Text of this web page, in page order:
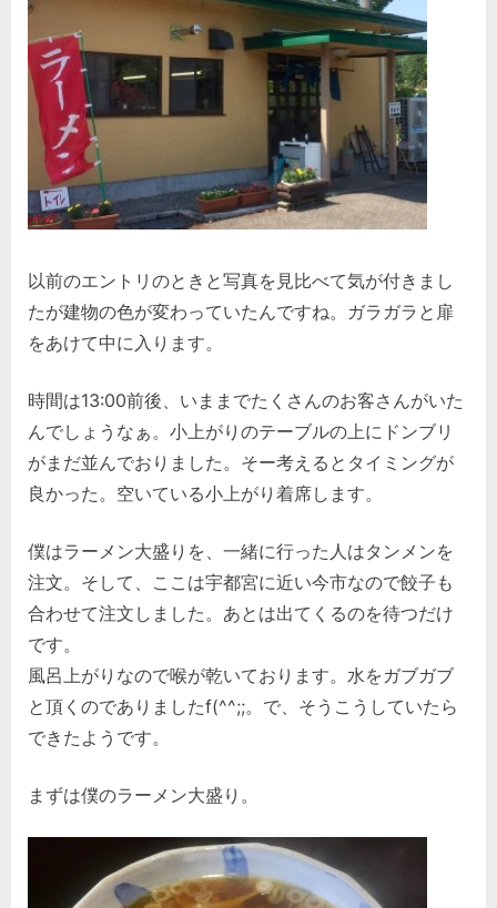
以前のエントリのときと写真を見比べて気が付きまし
たが建物の色が変わっていたんですね。ガラガラと扉
をあけて中に入ります。
時間は13:00前後、いままでたくさんのお客さんがいた
んでしょうなぁ。小上がりのテーブルの上にドンブリ
がまだ並んでおりました。そー考えるとタイミングが
良かった。空いている小上がり着席します。
僕はラーメン大盛りを、一緒に行った人はタンメンを
注文。そして、ここは宇都宮に近い今市なので餃子も
合わせて注文しました。あとは出てくるのを待つだけ
です。
風呂上がりなので喉が乾いております。水をガブガブ
と頂くのでありましたf(^^;;。で、そうこうしていたら
できたようです。
まずは僕のラーメン大盛り。